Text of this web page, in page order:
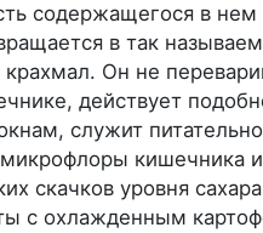
содержащегося в нем
в так
крахмал. Он не
действует
служит
кишечника
скачков уровня
с охлажденным